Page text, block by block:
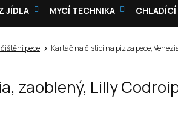
JÍDLA MYCÍ TECHNIKA
pece Kartáč na čisticí na pizza pece,
zaoblený, Lilly